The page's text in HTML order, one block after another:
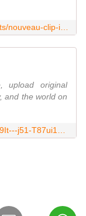
upload original
and the world on